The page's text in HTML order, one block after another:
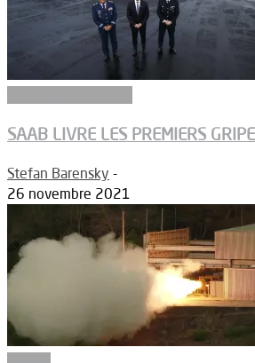
SAAB LIVRE LES PREMIERS
Stefan Barensky -
26 novembre 2021